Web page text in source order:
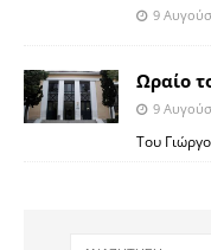
9
Ωραίο
9
Του